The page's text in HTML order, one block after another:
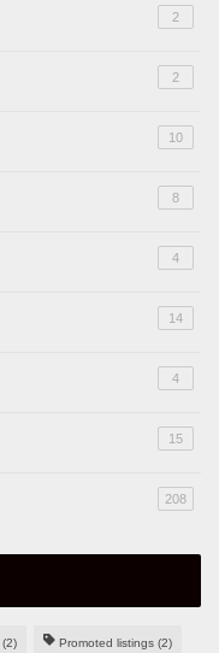
2
2
10
8
4
14
4
15
208
(2) Promoted listings (2)